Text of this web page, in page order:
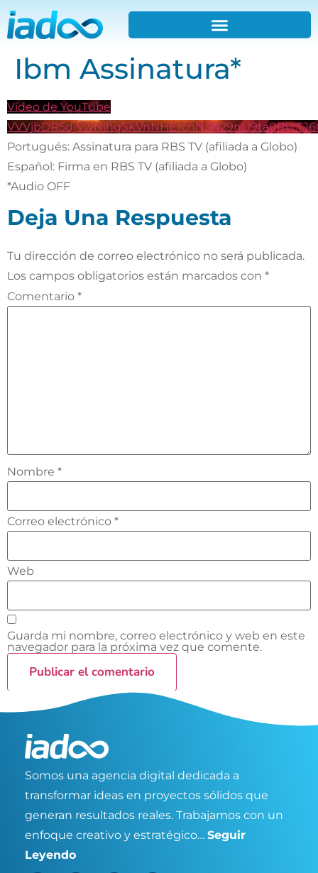
Ibm Assinatura*
Vídeo de YouTube
Portugués: Assinatura para RBS TV (afiliada a Globo)
Español: Firma en RBS TV (afiliada a Globo)
*Audio OFF
Deja Una Respuesta
Tu dirección de correo electrónico no será publicada.
Los campos obligatorios están marcados con *
Comentario *
Nombre *
Correo electrónico *
Web
Guarda mi nombre, correo electrónico y web en este
navegador para la próxima vez que comente.
Somos una agencia digital dedicada a
transformar ideas en proyectos sólidos que
generan resultados reales. Trabajamos con un
enfoque creativo y estratégico… Seguir
Leyendo